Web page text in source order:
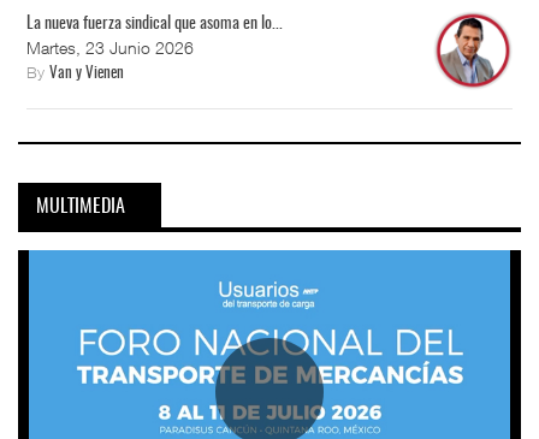
La nueva fuerza sindical que asoma en lo...
Martes, 23 Junio 2026
By Van y Vienen
MULTIMEDIA